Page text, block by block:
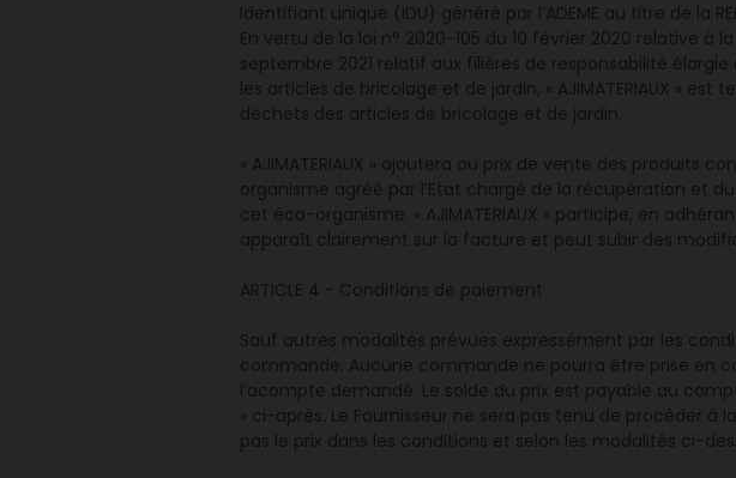
Identifiant unique (IDU) généré par l’ADEME au titre de la
En vertu de la loi n° 2020-105 du 10 février 2020 relative
septembre 2021 relatif aux filières de responsabilité
les articles de bricolage et de jardin, « AJIMATERIAUX »
déchets des articles de bricolage et de jardin.
« AJIMATERIAUX » ajoutera au prix de vente des
organisme agréé par l’Etat chargé de la récupération et
cet éco-organisme. « AJIMATERIAUX » participe, en
apparaît clairement sur la facture et peut subir des
ARTICLE 4 - Conditions de paiement
Sauf autres modalités prévues expressément par les
commande. Aucune commande ne pourra être prise en
l’acompte demandé. Le solde du prix est payable au
» ci-après. Le Fournisseur ne sera pas tenu de procéder
pas le prix dans les conditions et selon les modalités ci-